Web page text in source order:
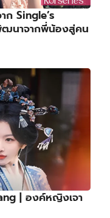
ฝ่าบาททรงพระ
ชวงศ์ (2026)